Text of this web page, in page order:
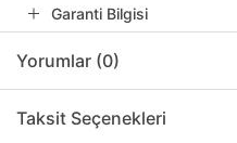
Garanti Bilgisi
Yorumlar (0)
Taksit Seçenekleri